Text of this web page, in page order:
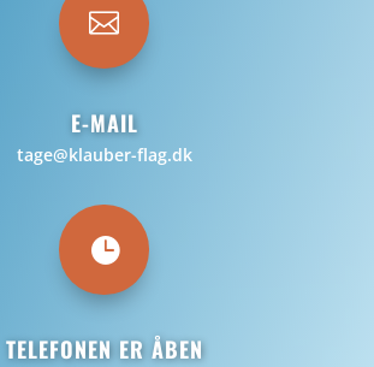

E-MAIL
tage@klauber-flag.dk

TELEFONEN ER ÅBEN